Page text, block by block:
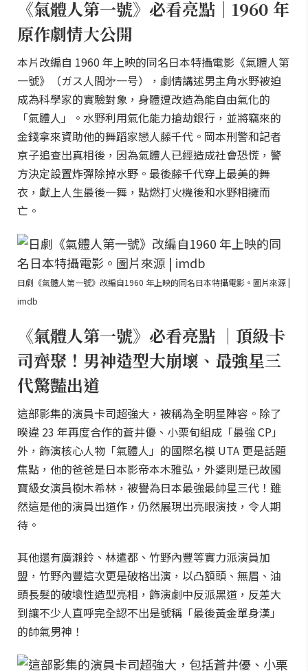
《氣體人第一號》必看亮點｜1960 年
原作劇情大公開
本片改編自 1960 年上映的同名日本特攝電影《氣體人第
一號》（ガス人間㐧一号），劇情講述男主角水野被迫
成為科學家的實驗對象，身體遭改造為能自由氣化的
「氣體人」。水野利用氣化能力搶劫銀行，並將竊來的
金錢拿來資助他的舞蹈家戀人藤千代。岡本刑警和記者
京子追查出真相後，因為氣體人已經造成社會恐慌，警
方決定設置炸彈除掉水野。最後藤千代穿上最美的舞
衣，獻上人生最後一舞，點燃打火機後和水野相擁而
亡。
日劇《氣體人第一號》改編自1960 年上映的同名日本特攝電影。圖片來源 |
imdb
《氣體人第一號》必看亮點 ｜頂級卡
司齊聚！男神造型大崩壞、最強星三
代驚豔出道
這部影集的演員卡司超強大，被稱為全明星陣容。除了
暌違 23 年再度合作的蒼井優、小栗旬組成「最強 CP」
外，飾演核心人物「氣體人」的國際名模 UTA 更是話題
焦點，他的爸爸是日本影帝本木雅弘，外婆則是已故國
寶級女演員樹木希林，被譽為日本最強最帥星三代！雖
然這是他的演員出道作，仍然展現出亮眼演技，令人期
待。
其他還有廣瀨鈴、林遣都、竹野內豐等實力派演員加
盟，竹野內豐這次更是破格出演，以凸額頭、無眉、油
頭長髮的破壞性造型亮相，飾演劇中反派黑道，反差大
到讓不少人直呼完全認不出是號稱「最後黃金單身漢」
的帥氣男神！